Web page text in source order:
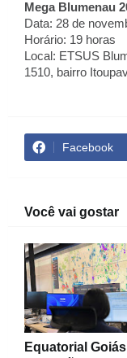
Mega Blumenau
Data: 28 de
Horário: 19 horas
Local: ETSUS
1510, bairro
Facebook
Você vai gostar
Equatorial